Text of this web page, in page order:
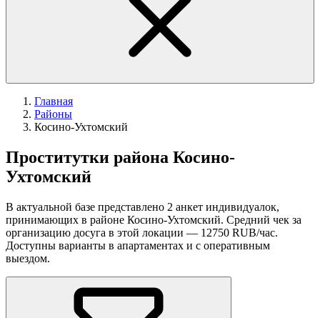
Главная
Районы
Косино-Ухтомский
Проститутки района Косино-
Ухтомский
В актуальной базе представлено 2 анкет индивидуалок,
принимающих в районе Косино-Ухтомский. Средний чек за
организацию досуга в этой локации — 12750 RUB/час.
Доступны варианты в апартаментах и с оперативным
выездом.